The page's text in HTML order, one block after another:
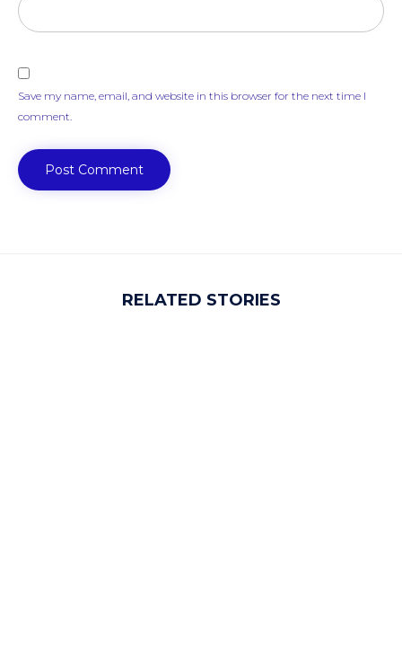
Save my name, email, and website in this browser for the next time I
comment.
RELATED STORIES